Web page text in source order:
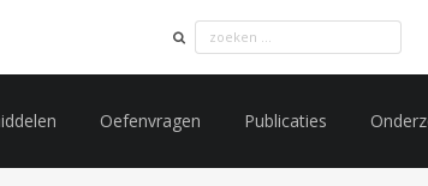
Oefenvragen Publicaties